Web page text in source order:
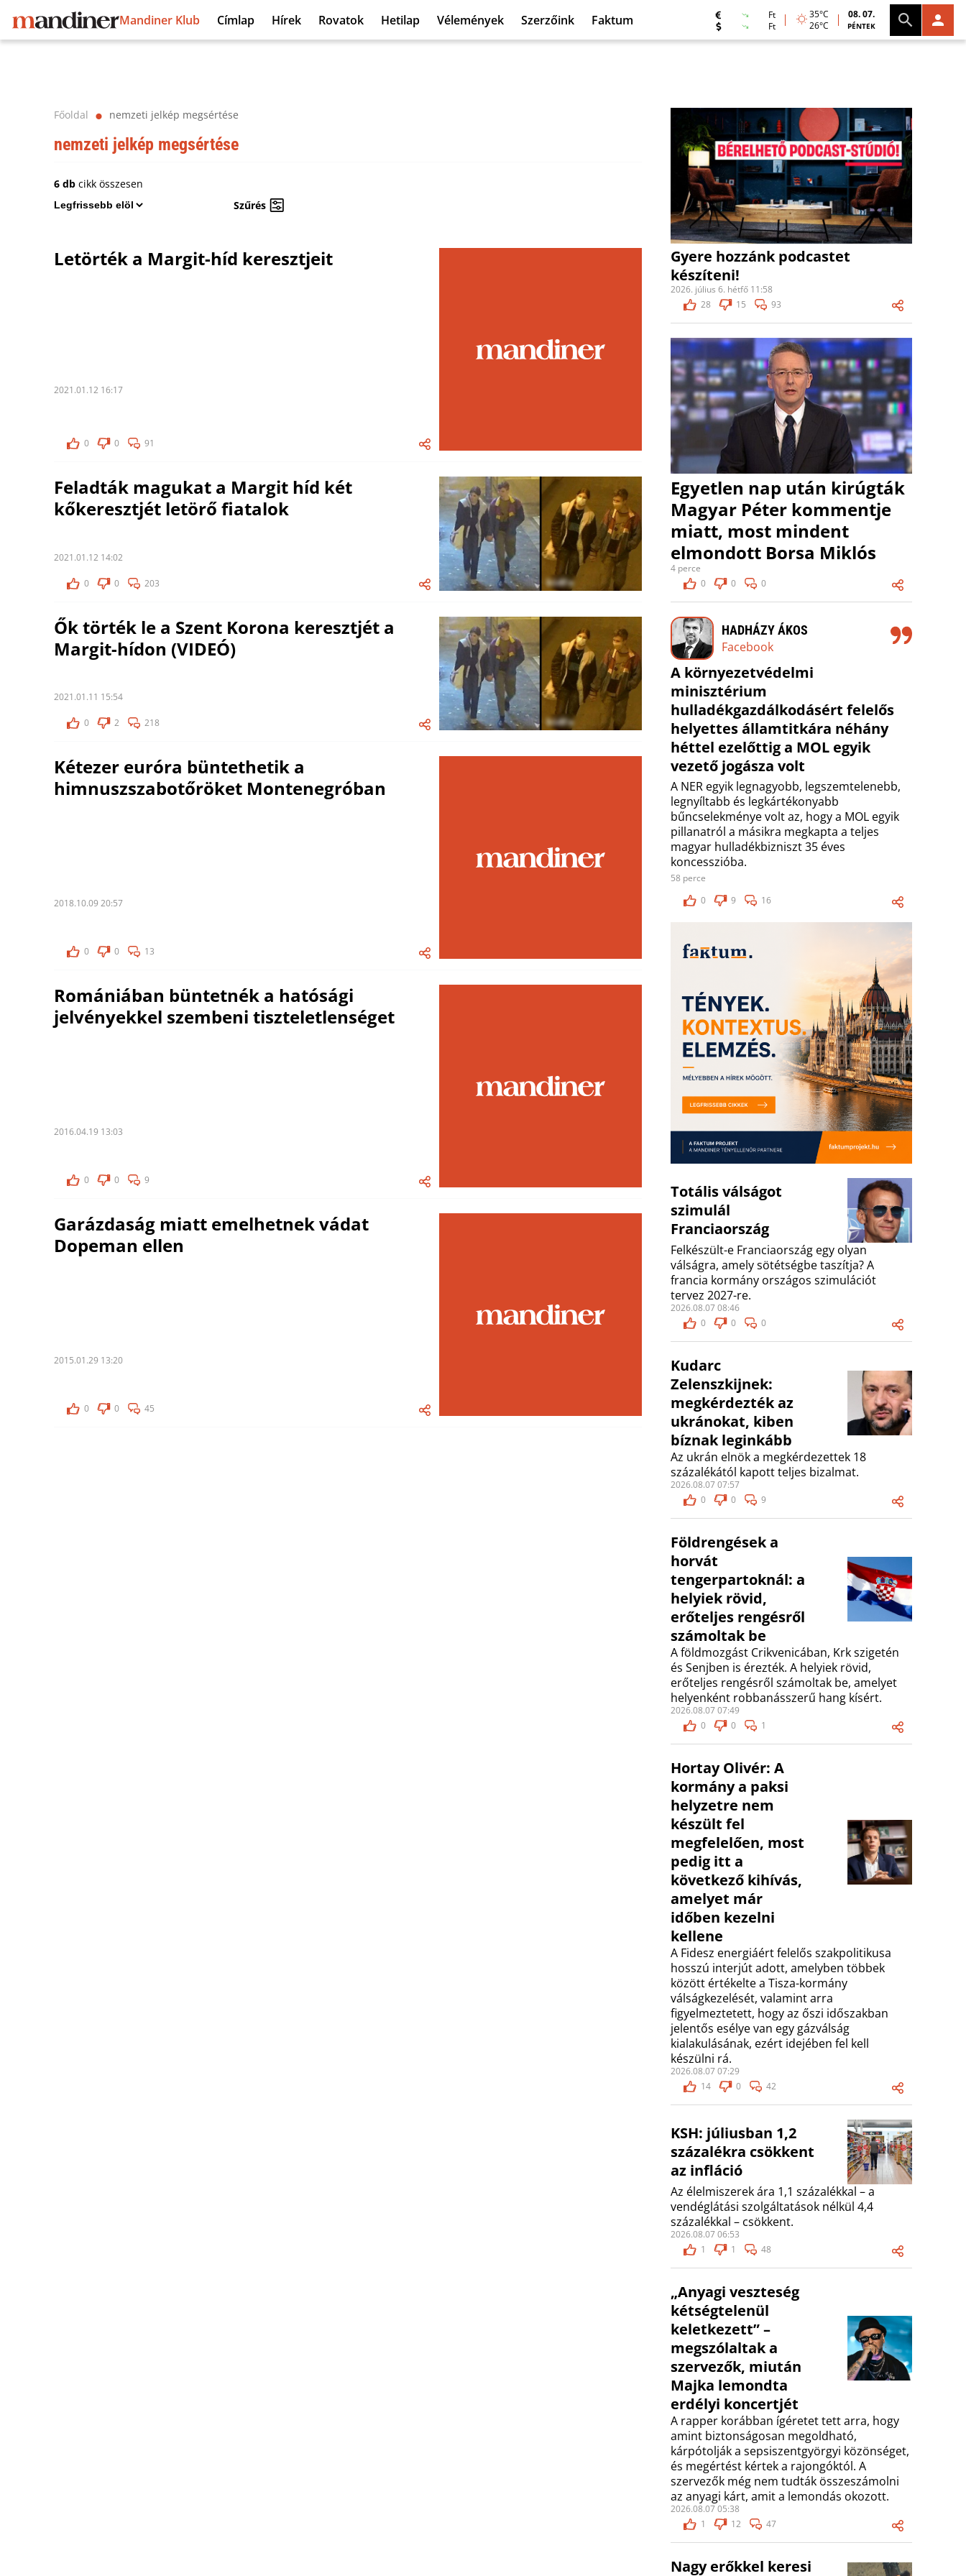
Mandiner Klub Címlap Hírek Rovatok Hetilap Vélemények Szerzőink Faktum
Ft
Ft
35°C
26°C
08. 07.
PÉNTEK
Főoldal ⬤ nemzeti jelkép megsértése
nemzeti jelkép megsértése
6 db cikk összesen
Szűrés
Letörték a Margit-híd keresztjeit
2021.01.12 16:17
0 0 91
Feladták magukat a Margit híd két
kőkeresztjét letörő fiatalok
2021.01.12 14:02
0 0 203
Ők törték le a Szent Korona keresztjét a
Margit-hídon (VIDEÓ)
2021.01.11 15:54
0 2 218
Kétezer euróra büntethetik a
himnuszszabotőröket Montenegróban
2018.10.09 20:57
0 0 13
Romániában büntetnék a hatósági
jelvényekkel szembeni tiszteletlenséget
2016.04.19 13:03
0 0 9
Garázdaság miatt emelhetnek vádat
Dopeman ellen
2015.01.29 13:20
0 0 45
Gyere hozzánk podcastet
készíteni!
2026. július 6. hétfő 11:58
28
15 93
Egyetlen nap után kirúgták
Magyar Péter kommentje
miatt, most mindent
elmondott Borsa Miklós
4 perce
0
0 0
HADHÁZY ÁKOS
Facebook
A környezetvédelmi
minisztérium
hulladékgazdálkodásért felelős
helyettes államtitkára néhány
héttel ezelőttig a MOL egyik
vezető jogásza volt
A NER egyik legnagyobb, legszemtelenebb,
legnyíltabb és legkártékonyabb
bűncselekménye volt az, hogy a MOL egyik
pillanatról a másikra megkapta a teljes
magyar hulladékbizniszt 35 éves
koncesszióba.
58 perce
0
9 16
Totális válságot
szimulál
Franciaország
Felkészült-e Franciaország egy olyan
válságra, amely sötétségbe taszítja? A
francia kormány országos szimulációt
tervez 2027-re.
2026.08.07 08:46
0
0 0
Kudarc
Zelenszkijnek:
megkérdezték az
ukránokat, kiben
bíznak leginkább
Az ukrán elnök a megkérdezettek 18
százalékától kapott teljes bizalmat.
2026.08.07 07:57
0
0 9
Földrengések a
horvát
tengerpartoknál: a
helyiek rövid,
erőteljes rengésről
számoltak be
A földmozgást Crikvenicában, Krk szigetén
és Senjben is érezték. A helyiek rövid,
erőteljes rengésről számoltak be, amelyet
helyenként robbanásszerű hang kísért.
2026.08.07 07:49
0
0 1
Hortay Olivér: A
kormány a paksi
helyzetre nem
készült fel
megfelelően, most
pedig itt a
következő kihívás,
amelyet már
időben kezelni
kellene
A Fidesz energiáért felelős szakpolitikusa
hosszú interjút adott, amelyben többek
között értékelte a Tisza-kormány
válságkezelését, valamint arra
figyelmeztetett, hogy az őszi időszakban
jelentős esélye van egy gázválság
kialakulásának, ezért idejében fel kell
készülni rá.
2026.08.07 07:29
14
0 42
KSH: júliusban 1,2
százalékra csökkent
az infláció
Az élelmiszerek ára 1,1 százalékkal – a
vendéglátási szolgáltatások nélkül 4,4
százalékkal – csökkent.
2026.08.07 06:53
1
1 48
„Anyagi veszteség
kétségtelenül
keletkezett” –
megszólaltak a
szervezők, miután
Majka lemondta
erdélyi koncertjét
A rapper korábban ígéretet tett arra, hogy
amint biztonságosan megoldható,
kárpótolják a sepsiszentgyörgyi közönséget,
és megértést kértek a rajongóktól. A
szervezők még nem tudták összeszámolni
az anyagi kárt, amit a lemondás okozott.
2026.08.07 05:38
1
12 47
Nagy erőkkel keresi